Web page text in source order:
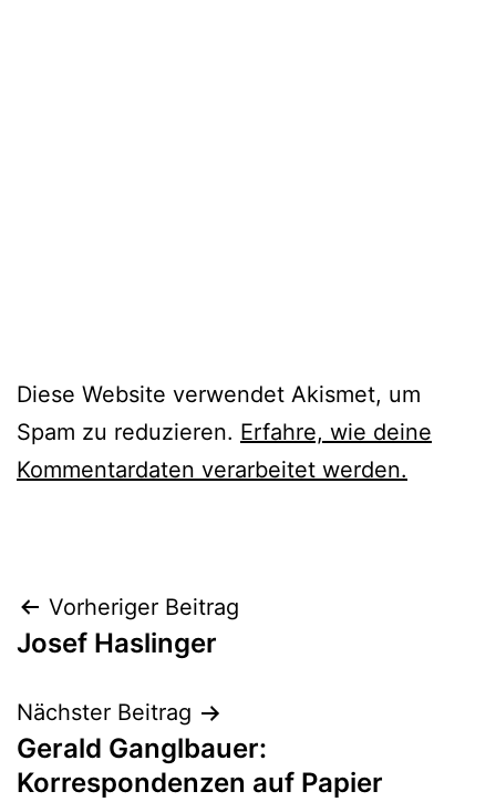
Diese Website verwendet Akismet, um
Spam zu reduzieren. Erfahre, wie deine
Kommentardaten verarbeitet werden.
Beitragsnavigation
Vorheriger Beitrag
Josef Haslinger
Nächster Beitrag
Gerald Ganglbauer:
Korrespondenzen auf Papier